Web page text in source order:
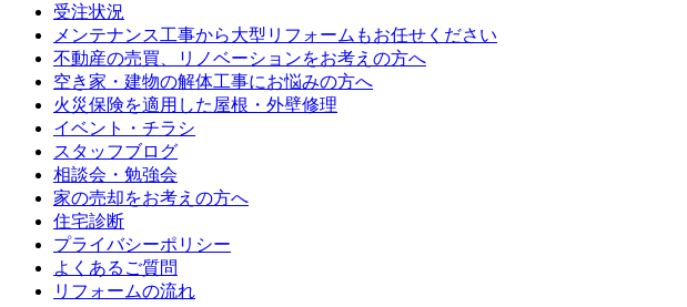
受注状況
メンテナンス工事から大型リフォームもお任せください
不動産の売買、リノベーションをお考えの方へ
空き家・建物の解体工事にお悩みの方へ
火災保険を適用した屋根・外壁修理
イベント・チラシ
スタッフブログ
相談会・勉強会
家の売却をお考えの方へ
住宅診断
プライバシーポリシー
よくあるご質問
リフォームの流れ